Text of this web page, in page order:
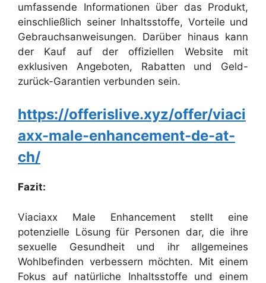
umfassende Informationen über das Produkt,
einschließlich seiner Inhaltsstoffe, Vorteile und
Gebrauchsanweisungen. Darüber hinaus kann
der Kauf auf der offiziellen Website mit
exklusiven Angeboten, Rabatten und Geld-
zurück-Garantien verbunden sein.
https://offerislive.xyz/offer/viaci
axx-male-enhancement-de-at-
ch/
Fazit:
Viaciaxx Male Enhancement stellt eine
potenzielle Lösung für Personen dar, die ihre
sexuelle Gesundheit und ihr allgemeines
Wohlbefinden verbessern möchten. Mit einem
Fokus auf natürliche Inhaltsstoffe und einem